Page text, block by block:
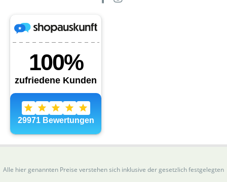
Alle hier genannten Preise verstehen sich inklusive der gesetzlich festgelegten